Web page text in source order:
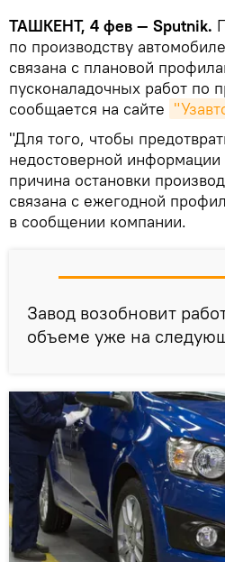
ТАШКЕНТ, 4 фев — Sputnik.
по производству
связана с плановой
пусконаладочных работ по
сообщается на сайте
"Для того, чтобы
недостоверной
причина остановки
связана с ежегодной
в сообщении компании.
Завод возобновит
объеме уже на